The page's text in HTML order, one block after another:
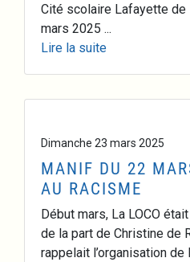
Cité scolaire Lafayette de
mars 2025 ...
Lire la suite
Dimanche 23 mars 2025
MANIF DU 22
AU RACISME
Début mars, La LOCO
de la part de Christine de
rappelait l’organisation de